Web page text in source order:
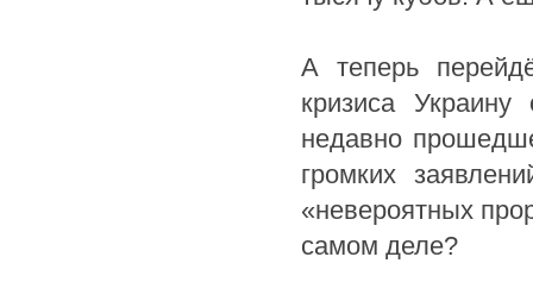
А теперь
кризиса
недавно
громких
«невероятных
самом деле?